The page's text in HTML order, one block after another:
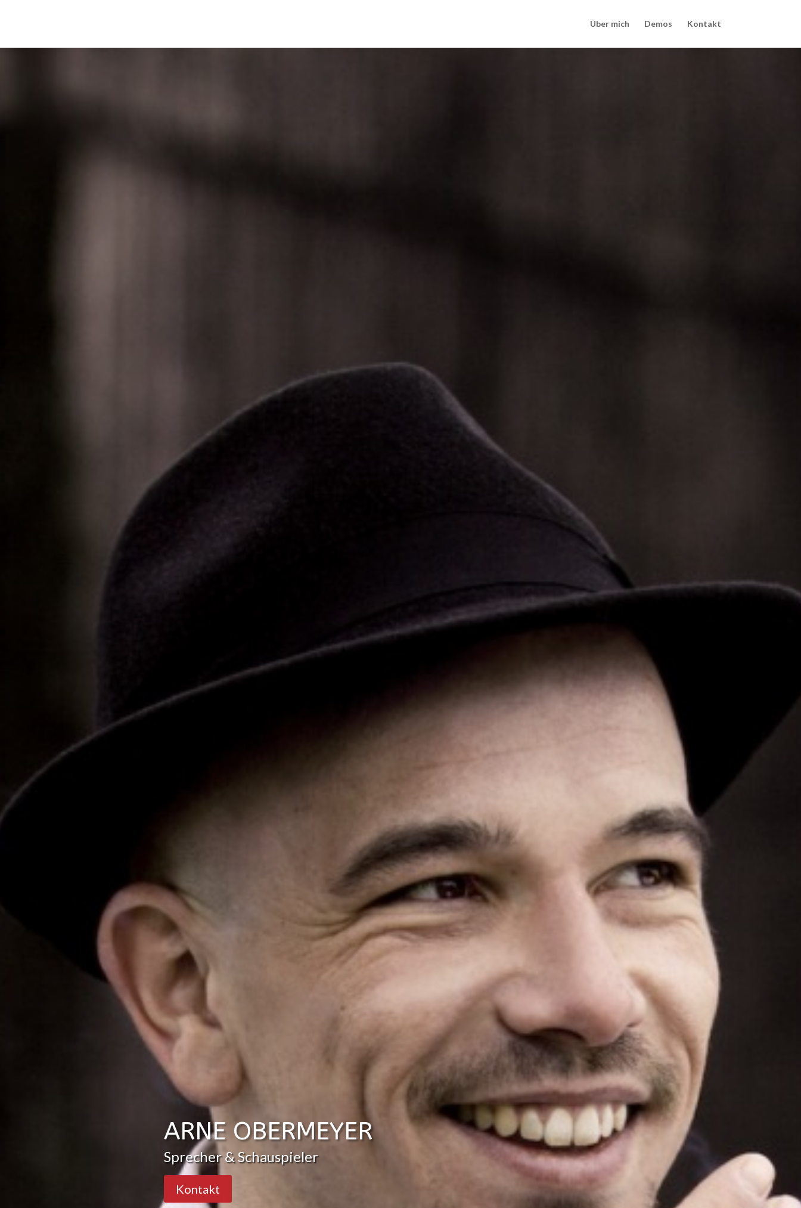
Über mich Demos Kontakt
ARNE OBERMEYER
Sprecher & Schauspieler
Kontakt